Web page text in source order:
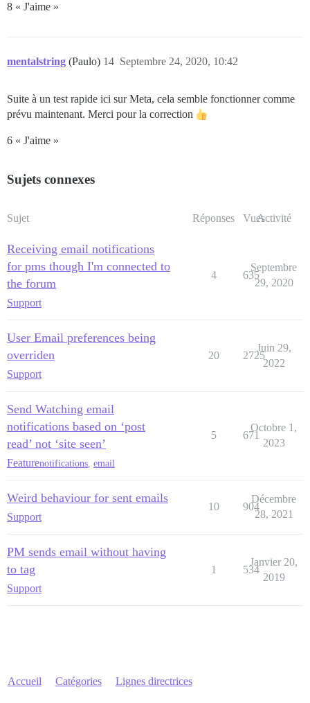
8 « J'aime »
mentalstring (Paulo) Septembre 24, 2020, 10:42
14
Suite à un test rapide ici sur Meta, cela semble fonctionner comme
prévu maintenant. Merci pour la correction
6 « J'aime »
Sujets connexes
Sujet Réponses VuesActivité
Receiving email notifications
for pms though I'm connected to
the forum
Support
4 635
Septembre
29, 2020
User Email preferences being
overriden
Support
20 2725
Juin 29,
2022
Send Watching email
notifications based on ‘post
read’ not ‘site seen’
Featurenotifications email
5 671
Octobre 1,
2023
Weird behaviour for sent emails
Support
10 904
Décembre
28, 2021
PM sends email without having
to tag
Support
1 534
Janvier 20,
2019
Accueil Catégories Lignes directrices